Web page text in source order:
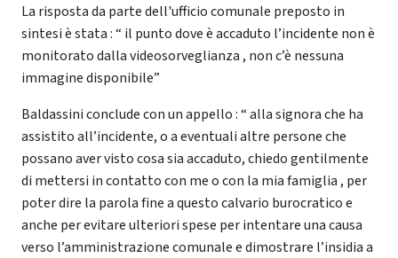
La risposta da parte dell'ufficio comunale preposto in
sintesi è stata : “ il punto dove è accaduto l’incidente non è
monitorato dalla videosorveglianza , non c’è nessuna
immagine disponibile”
Baldassini conclude con un appello : “ alla signora che ha
assistito all’incidente, o a eventuali altre persone che
possano aver visto cosa sia accaduto, chiedo gentilmente
di mettersi in contatto con me o con la mia famiglia , per
poter dire la parola fine a questo calvario burocratico e
anche per evitare ulteriori spese per intentare una causa
verso l’amministrazione comunale e dimostrare l’insidia a